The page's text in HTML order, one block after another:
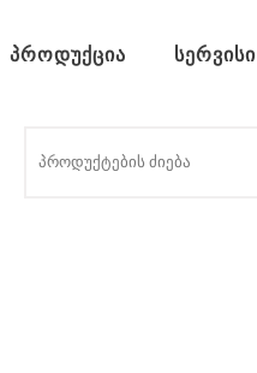
პროდუქცია სერვისი